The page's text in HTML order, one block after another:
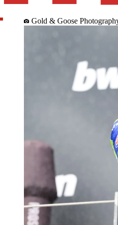
Gold & Goose